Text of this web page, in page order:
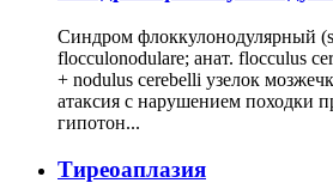
Синдром флоккулонодулярный
flocculonodulare; анат. flocculus
+ nodulus cerebelli узелок
атаксия с нарушением походки
гипотон...
Тиреоаплазия